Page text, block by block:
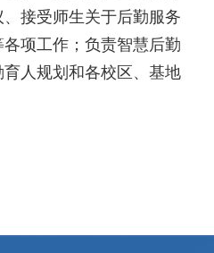
接受师生关于后勤服务
项工作；负责智慧后勤
人规划和各校区、基地